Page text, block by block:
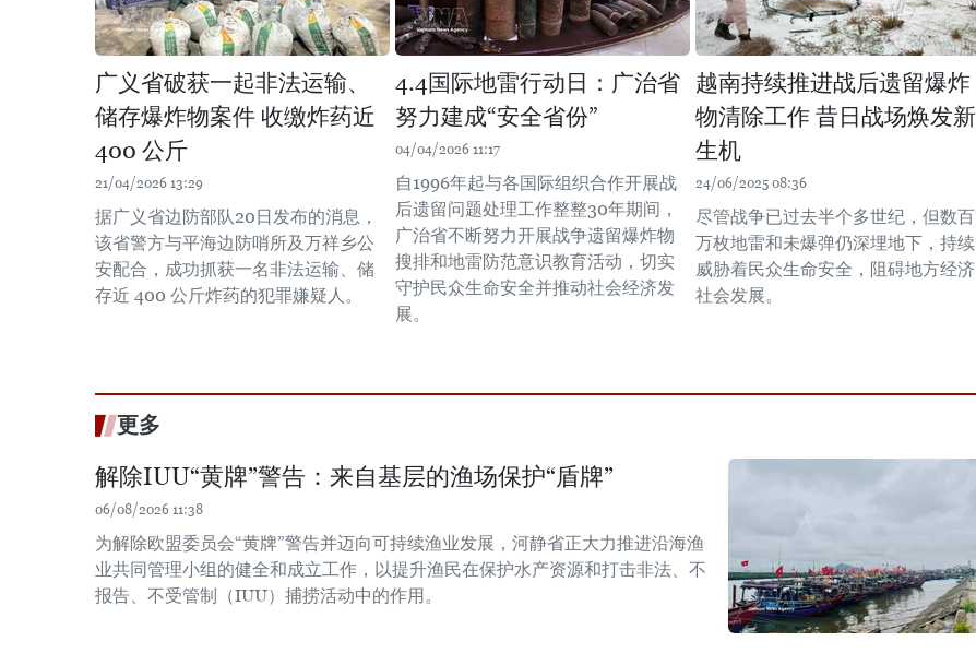
广义省破获一起非法运输、
储存爆炸物案件 收缴炸药近
400 公斤
21/04/2026 13:29
据广义省边防部队20日发布的消息，
该省警方与平海边防哨所及万祥乡公
安配合，成功抓获一名非法运输、储
存近 400 公斤炸药的犯罪嫌疑人。
4.4国际地雷行动日：广治省
努力建成“安全省份”
04/04/2026 11:17
自1996年起与各国际组织合作开展战
后遗留问题处理工作整整30年期间，
广治省不断努力开展战争遗留爆炸物
搜排和地雷防范意识教育活动，切实
守护民众生命安全并推动社会经济发
展。
越南持续推进战后遗留爆炸
物清除工作 昔日战场焕发新
生机
24/06/2025 08:36
尽管战争已过去半个多世纪，但数百
万枚地雷和未爆弹仍深埋地下，持续
威胁着民众生命安全，阻碍地方经济
社会发展。
更多
解除IUU“黄牌”警告：来自基层的渔场保护“盾牌”
06/08/2026 11:38
为解除欧盟委员会“黄牌”警告并迈向可持续渔业发展，河静省正大力推进沿海渔
业共同管理小组的健全和成立工作，以提升渔民在保护水产资源和打击非法、不
报告、不受管制（IUU）捕捞活动中的作用。